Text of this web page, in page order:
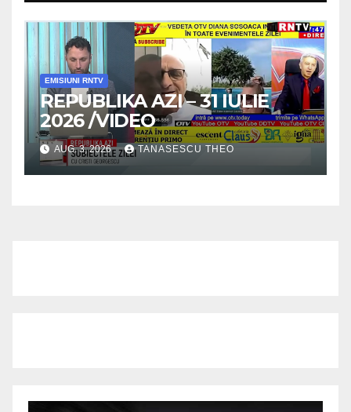
/VIDEO
EMISIUNI RNTV
REPUBLIKA AZI – 31 IULIE
2026 /VIDEO
AUG. 3, 2026 TANASESCU THEO